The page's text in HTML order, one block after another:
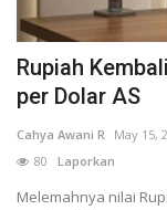
Rupiah
per Dolar AS
Cahya Awani R May 15,
80 Laporkan
Melemahnya nilai